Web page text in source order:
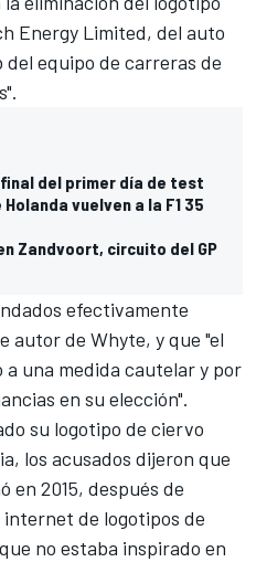
Energy Limited, del auto
del equipo de carreras de
del primer día de test
vuelven a la F1 35
Zandvoort, circuito del GP
efectivamente
autor de Whyte, y que "el
una medida cautelar y por
en su elección".
su logotipo de ciervo
los acusados ​​dijeron que
en 2015, después de
de logotipos de
no estaba inspirado en